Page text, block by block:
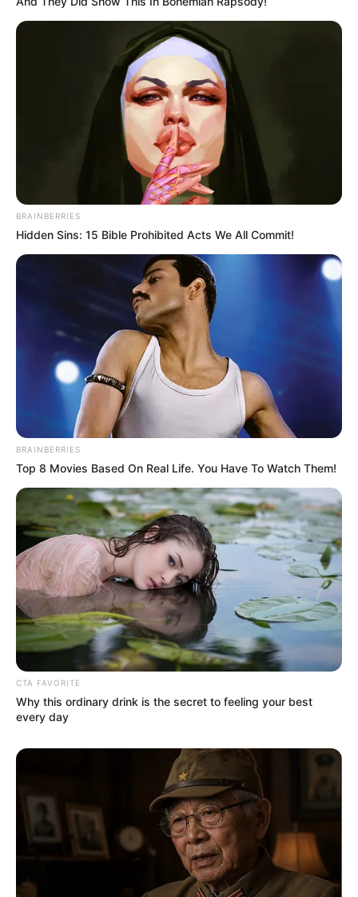
BRAINBERRIES
Hidden Sins: 15 Bible Prohibited Acts We All Commit!
BRAINBERRIES
Top 8 Movies Based On Real Life. You Have To Watch Them!
CTA FAVORITE
Why this ordinary drink is the secret to feeling your best
every day